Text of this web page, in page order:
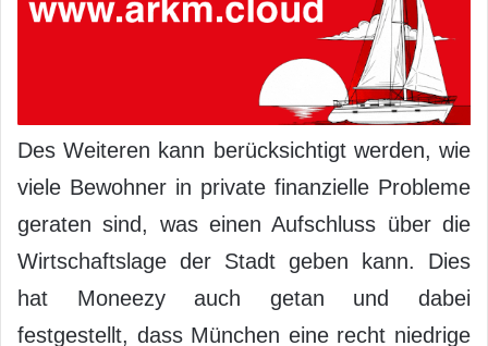
Des Weiteren kann berücksichtigt werden, wie
viele Bewohner in private finanzielle Probleme
geraten sind, was einen Aufschluss über die
Wirtschaftslage der Stadt geben kann. Dies
hat Moneezy auch getan und dabei
festgestellt, dass München eine recht niedrige